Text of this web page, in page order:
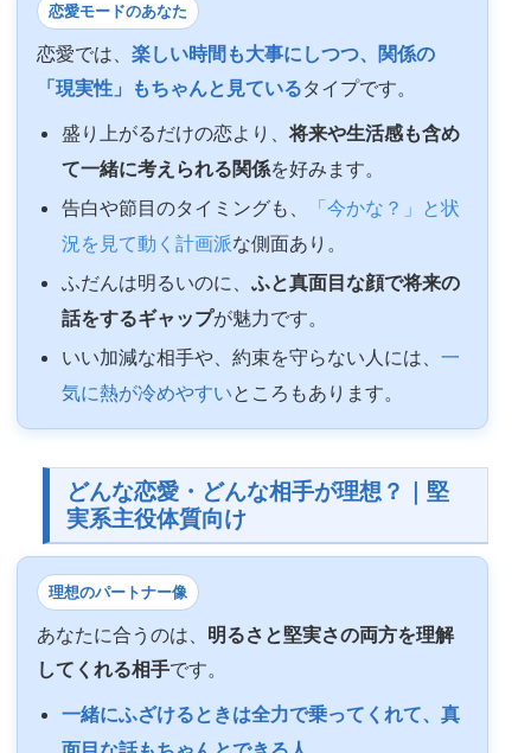
恋愛モードのあなた
恋愛では、 楽しい時間も大事にしつつ、関係の
「現実性」もちゃんと見ているタイプです。
盛り上がるだけの恋より、将来や生活感も含め
て一緒に考えられる関係を好みます。
告白や節目のタイミングも、
「今かな？」と状
況を見て動く計画派な側面あり。
ふだんは明るいのに、ふと真面目な顔で将来の
話をするギャップが魅力です。
いい加減な相手や、約束を守らない人には、一
気に熱が冷めやすいところもあります。
どんな恋愛・どんな相手が理想？｜堅
実系主役体質向け
理想のパートナー像
あなたに合うのは、 明るさと堅実さの両方を理解
してくれる相手です。
一緒にふざけるときは全力で乗ってくれて、真